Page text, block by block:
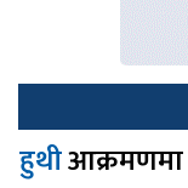
हुथीआक्रमणमा